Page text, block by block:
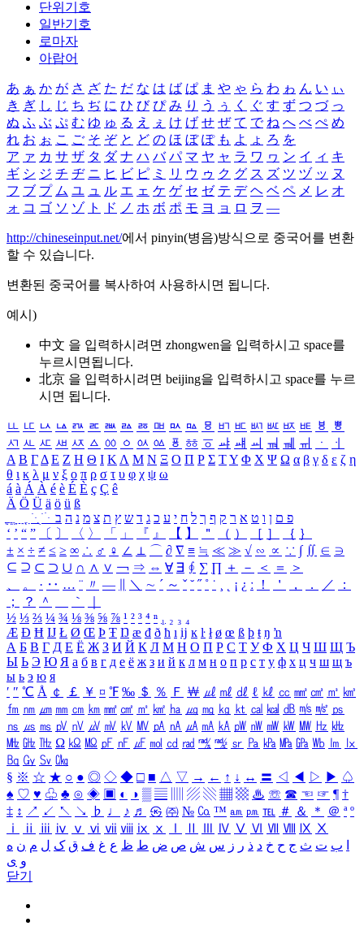
단위기호
일반기호
로마자
아랍어
あ ぁ か が さ ざ た だ な は ば ぱ ま や ゃ ら わ ゎ ん い ぃ
き ぎ し じ ち ぢ に ひ び ぴ み り う ぅ く ぐ す ず つ づ っ
ぬ ふ ぶ ぷ む ゆ ゅ る え ぇ け げ せ ぜ て で ね へ べ ぺ め
れ お ぉ こ ご そ ぞ と ど の ほ ぼ ぽ も よ ょ ろ を
ア ァ カ サ ザ タ ダ ナ ハ バ パ マ ヤ ャ ラ ワ ヮ ン イ ィ キ
ギ シ ジ チ ヂ ニ ヒ ビ ピ ミ リ ウ ゥ ク グ ス ズ ツ ヅ ッ ヌ
フ ブ プ ム ユ ュ ル エ ェ ケ ゲ セ ゼ テ デ ヘ ベ ペ メ レ オ
ォ コ ゴ ソ ゾ ト ド ノ ホ ボ ポ モ ヨ ョ ロ ヲ ―
http://chineseinput.net/에서 pinyin(병음)방식으로 중국어를 변환
할 수 있습니다.
변환된 중국어를 복사하여 사용하시면 됩니다.
예시)
中文 을 입력하시려면 zhongwen을 입력하시고 space를
누르시면됩니다.
北京 을 입력하시려면 beijing을 입력하시고 space를 누르
시면 됩니다.
ㅥ ㅦ ㅧ ㅨ ㅩ ㅪ ㅫ ㅬ ㅭ ㅮ ㅯ ㅰ ㅱ ㅲ ㅳ ㅴ ㅵ ㅶ ㅷ ㅸ
ㅹ
ㅺ ㅻ ㅼ ㅽ ㅾ ㅿ ㆀ ㆁ ㆂ ㆃ ㆄ ㆅ ㆆ ㆇ ㆈ ㆉ ㆊ ㆋ ㆌ ㆍ
ㆎ
Α Β ΓΔ Ε Ζ Η Θ Ι ΚΛ Μ Ν Ξ Ο Π Ρ Σ ΤΥ Φ Χ Ψ Ω α β γ δ ε ζ η
θ ι κ λ μ ν ξ ο π ρ σ τ υ φ χ ψ ω
á à Á À é è É È ç Ç ê
Ä Ö Ü ä ö ü ß
ִֶֹ ֻּ ׁׂ פ ם ן ו ט א ר ק ף ך ל ח י ע כ ג ד ש ץ ת צ מ נ ה ב
‘ ’ “ ” 〔 〕 〈 〉 「 」 『 』 【 】 ＂ （ ） ［ ］ ｛ ｝
± × ÷ ≠ ≤ ≥ ∞ ∴ ♂ ♀ ∠ ⊥ ⌒ ∂ ∇ ≡ ≒ ≪ ≫ √ ∽ ∝ ∵ ∫ ∬ ∈ ∋
⊆ ⊇ ⊂ ⊃ ∪ ∩ ∧ ∨ ￢ ⇒ ⇔ ∀ ∃ ∮ ∑ ∏ ＋ － ＜ ＝
＞
、
。 · ‥ … ¨ 〃 ― ＼ ∼ ´ ～ ˇ ˘ ˝ ˚ ˙ ¸ ¡ ¿ ː ！ ＇ ， ． ／
：
；
？ ＾ ｀
½ ⅓ ⅔ ¼ ¾ ⅛ ⅜ ⅝ ⅞ ¹ ² ³ ⁴ ⁿ ₁ ₂ ₃ ₄
Æ Ð Ħ Ĳ Ł Ø Œ Þ Ŧ Ŋ æ đ ð ħ ı ĳ ĸ ŀ ł ø œ ß þ ŧ ŋ ŉ
А Б В Г Д Е Ё Ж З И Й К Л М Н О П Р С Т У Ф Х Ц Ч Ш Щ Ъ
Ы Ь Э Ю Я а б в г д е ё ж з и й к л м н о п р с т у ф х ц ч ш щ ъ
ы ь э ю я
′ ″ ℃ Å ￠ ￡ ￥ ¤ ℉ ‰ ＄ ％ Ｆ ￦ ㎕ ㎖ ㎗ ℓ ㎘ ㏄ ㎣ ㎤ ㎥ ㎦
㎙ ㎚ ㎛ ㎜ ㎝ ㎞ ㎟ ㎠ ㎡ ㎢ ㏊ ㎍ ㎎ ㎏ ㏏ ㎈ ㎉ ㏈ ㎧ ㎨ ㎰
㎱ ㎲ ㎳ ㎴ ㎵ ㎶ ㎷ ㎸ ㎹ ㎀ ㎁ ㎂ ㎃ ㎄ ㎺ ㎻ ㎽ ㎾ ㎿ ㎐ ㎑
㎒ ㎓ ㎔ Ω ㏀ ㏁ ㎊ ㎋ ㎌ ㏖ ㏅ ㎭ ㎮ ㎯ ㏛ ㎩ ㎪ ㎫ ㎬ ㏝ ㏐
㏓
㏃ ㏉ ㏜ ㏆
§ ※ ☆ ★ ○ ● ◎ ◇ ◆ □ ■ △ ▽ → ← ↑ ↓ ↔ 〓 ◁ ◀ ▷ ▶ ♤
♠ ♡ ♥ ♧ ♣ ⊙ ◈ ▣ ◐ ◑ ▒ ▤ ▨ ▧ ▦ ▩ ♨ ☏ ☎ ☜ ☞ ¶ †
‡ ↕ ↗ ↙ ↖ ↘ ♭ ♩ ♪ ♬ ㉿ ㈜ № ㏇ ™ ㏂ ㏘ ℡ ＃ ＆ ＊ ＠ ª º
ⅰ
ⅱ ⅲ ⅳ ⅴ ⅵ ⅶ ⅷ ⅸ ⅹ Ⅳ Ⅴ Ⅵ Ⅶ Ⅷ Ⅸ Ⅹ
ب ت ث ج ح خ د ذ ر ز س ش ص ض ط ظ ع غ ف ق ک ل م ن ه
و ی
닫기